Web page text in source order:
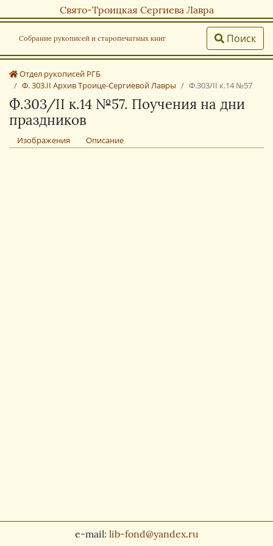
Свято-Троицкая Сергиева Лавра
Собрание рукописей и старопечатных книг Поиск
Отдел рукописей РГБ
Ф. 303.II Архив Троице-Сергиевой Лавры
Ф.303/II к.14 №57
Ф.303/II к.14 №57. Поучения на дни
праздников
Изображения Описание
e-mail: lib-fond@yandex.ru